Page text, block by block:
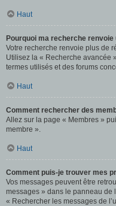
Haut
Pourquoi ma recherche renvoie
Votre recherche renvoie plus de
Utilisez la « Recherche avancée
termes utilisés et des forums
Haut
Comment rechercher des
Allez sur la page « Membres »
membre ».
Haut
Comment puis-je trouver mes
Vos messages peuvent être
messages » dans le panneau de
« Rechercher les messages de